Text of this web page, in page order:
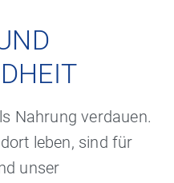
Nahrung verdauen.
leben, sind für
unser